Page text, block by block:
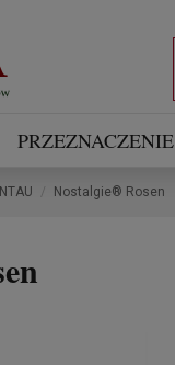
PRZEZNACZENIE
Nostalgie® Rosen